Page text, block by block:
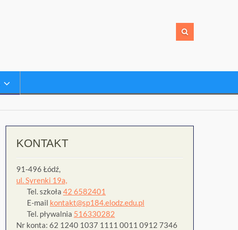
KONTAKT
91-496 Łódź,
ul. Syrenki 19a,
Tel. szkoła 42 6582401
E-mail kontakt@sp184.elodz.edu.pl
Tel. pływalnia 516330282
Nr konta: 62 1240 1037 1111 0011 0912 7346